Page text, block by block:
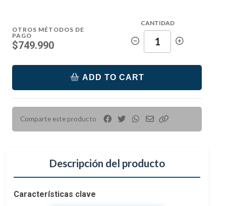
OTROS MÉTODOS DE
PAGO
$749.990
CANTIDAD
ADD TO CART
Comparte este producto
Descripción del producto
Características clave